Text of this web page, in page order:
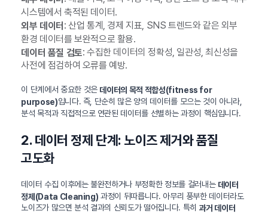
시스템에서 축적된 데이터.
외부 데이터 : 산업 통계, 경제 지표, SNS 트렌드와 같은 외부
환경 데이터를 보완적으로 활용.
데이터 품질 검토: 수집한 데이터의 정확성, 일관성, 최신성을
사전에 점검하여 오류를 예방.
이 단계에서 중요한 것은 데이터의 목적 적합성(fitness for
purpose)입니다. 즉, 단순히 많은 양의 데이터를 모으는 것이 아니라,
분석 목적과 직접적으로 연관된 데이터를 선별하는 과정이 핵심입니다.
2. 데이터 정제 단계: 노이즈 제거와 품질
고도화
데이터 수집 이후에는 불완전하거나 부정확한 정보를 걸러내는 데이터
정제(Data Cleaning) 과정이 뒤따릅니다. 아무리 풍부한 데이터라도
노이즈가 많으면 분석 결과의 신뢰도가 떨어집니다. 특히 과거 데이터